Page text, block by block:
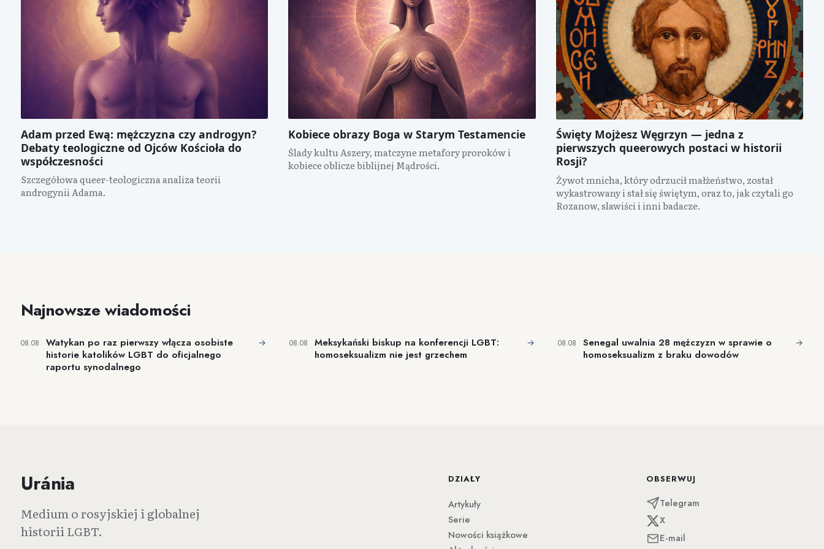
Adam przed Ewą: mężczyzna czy androgyn?
Debaty teologiczne od Ojców Kościoła do
współczesności
Szczegółowa queer-teologiczna analiza teorii
androgynii Adama.
Kobiece obrazy Boga w Starym Testamencie
Ślady kultu Aszery, matczyne metafory proroków i
kobiece oblicze biblijnej Mądrości.
Święty Mojżesz Węgrzyn — jedna z
pierwszych queerowych postaci w historii
Rosji?
Żywot mnicha, który odrzucił małżeństwo, został
wykastrowany i stał się świętym, oraz to, jak czytali go
Rozanow, slawiści i inni badacze.
Najnowsze wiadomości
08.08
Watykan po raz pierwszy włącza osobiste
historie katolików LGBT do oficjalnego
raportu synodalnego
→ 08.08
Meksykański biskup na konferencji LGBT:
homoseksualizm nie jest grzechem
→ 08.08
Senegal uwalnia 28 mężczyzn w sprawie o
homoseksualizm z braku dowodów
→
Uránia
Medium o rosyjskiej i globalnej
historii LGBT.
DZIAŁY
Artykuły
Serie
Nowości książkowe
OBSERWUJ
Telegram
X
E-mail